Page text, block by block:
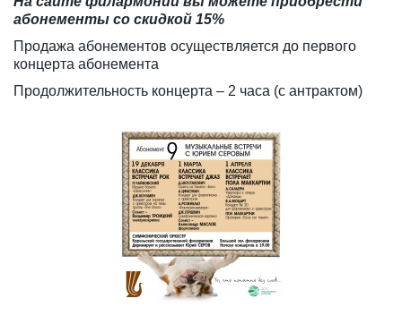
абонементы со скидкой 15%
Продажа абонементов осуществляется до первого
концерта абонемента
Продолжительность концерта – 2 часа (с антрактом)